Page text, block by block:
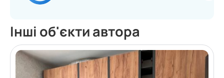
Інші об'єкти автора